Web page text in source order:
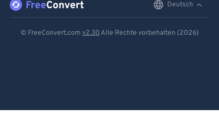
Deutsch
© FreeConvert.com v2.30 Alle Rechte vorbehalten (2026)